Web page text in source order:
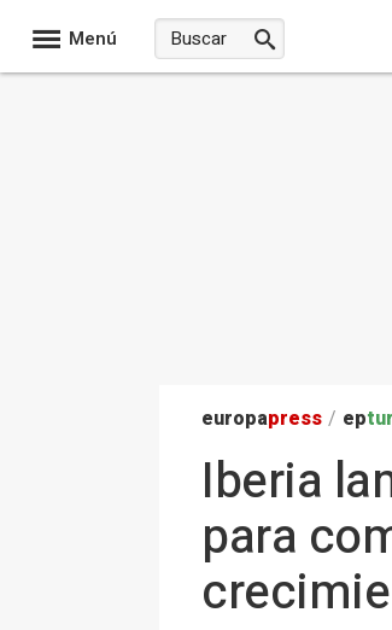
Menú
europapress / ep
Iberia
para